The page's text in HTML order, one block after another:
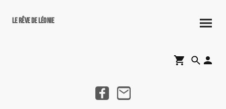
Le rêve de Léonie